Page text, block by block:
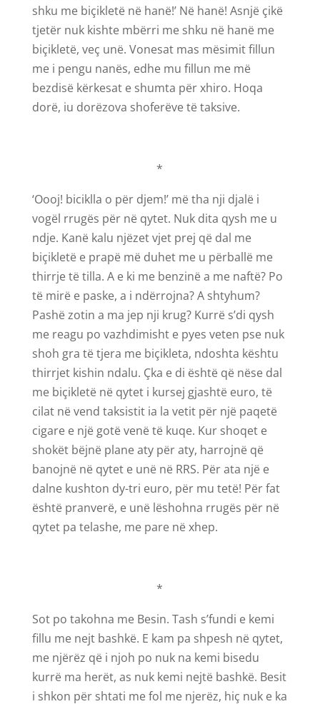
shku me biçikletë në hanë!’ Në hanë! Asnjë çikë
tjetër nuk kishte mbërri me shku në hanë me
biçikletë, veç unë. Vonesat mas mësimit fillun
me i pengu nanës, edhe mu fillun me më
bezdisë kërkesat e shumta për xhiro. Hoqa
dorë, iu dorëzova shoferëve të taksive.
*
‘Oooj! biciklla o për djem!’ më tha nji djalë i
vogël rrugës për në qytet. Nuk dita qysh me u
ndje. Kanë kalu njëzet vjet prej që dal me
biçikletë e prapë më duhet me u përballë me
thirrje të tilla. A e ki me benzinë a me naftë? Po
të mirë e paske, a i ndërrojna? A shtyhum?
Pashë zotin a ma jep nji krug? Kurrë s’di qysh
me reagu po vazhdimisht e pyes veten pse nuk
shoh gra të tjera me biçikleta, ndoshta kështu
thirrjet kishin ndalu. Çka e di është që nëse dal
me biçikletë në qytet i kursej gjashtë euro, të
cilat në vend taksistit ia la vetit për një paqetë
cigare e një gotë venë të kuqe. Kur shoqet e
shokët bëjnë plane aty për aty, harrojnë që
banojnë në qytet e unë në RRS. Për ata një e
dalne kushton dy-tri euro, për mu tetë! Për fat
është pranverë, e unë lëshohna rrugës për në
qytet pa telashe, me pare në xhep.
*
Sot po takohna me Besin. Tash s’fundi e kemi
fillu me nejt bashkë. E kam pa shpesh në qytet,
me njërëz që i njoh po nuk na kemi bisedu
kurrë ma herët, as nuk kemi nejtë bashkë. Besit
i shkon për shtati me fol me njerëz, hiç nuk e ka